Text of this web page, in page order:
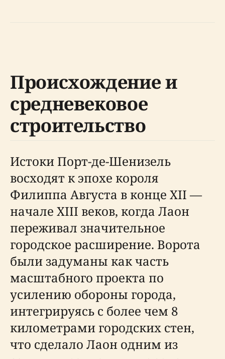
Происхождение и
средневековое
строительство
Истоки Порт-де-Шенизель
восходят к эпохе короля
Филиппа Августа в конце XII —
начале XIII веков, когда Лаон
переживал значительное
городское расширение. Ворота
были задуманы как часть
масштабного проекта по
усилению обороны города,
интегрируясь с более чем 8
километрами городских стен,
что сделало Лаон одним из